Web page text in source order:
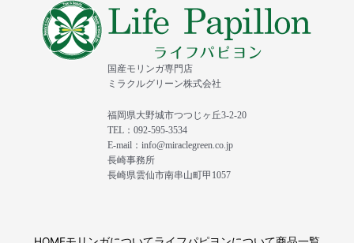
国産モリンガ専門店
ミラクルグリーン株式会社
福岡県大野城市つつじヶ丘3-2-20
TEL：092-595-3534
E-mail：info@miraclegreen.co.jp
長崎事務所
長崎県雲仙市南串山町甲1057